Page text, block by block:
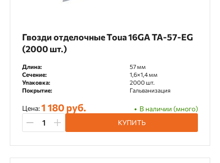
Гвозди отделочные Toua 16GA TA-57-EG
(2000 шт.)
Длина:
57 мм
Сечение:
1,6×1,4 мм
Упаковка:
2000 шт.
Покрытие:
Гальванизация
Цена:1 180 руб.
В наличии (много)
КУПИТЬ